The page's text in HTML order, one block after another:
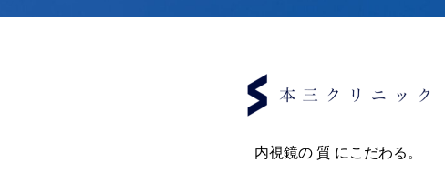
内視鏡の 質 にこだわる。